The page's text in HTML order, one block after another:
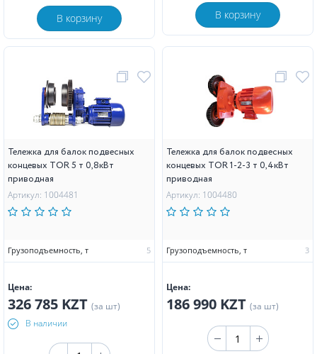
В корзину В корзину
Тележка для балок подвесных
концевых TOR 5 т 0,8кВт
приводная
Артикул: 1004481
Грузоподъемность, т 5
Цена:
326 785 KZT (за шт)
В наличии
Тележка для балок подвесных
концевых TOR 1-2-3 т 0,4кВт
приводная
Артикул: 1004480
Грузоподъемность, т 3
Цена:
186 990 KZT (за шт)